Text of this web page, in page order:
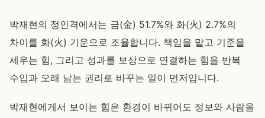
박재현의 정인격에서는 금(金) 51.7%와 화(火) 2.7%의
차이를 화(火) 기운으로 조율합니다. 책임을 맡고 기준을
세우는 힘, 그리고 성과를 보상으로 연결하는 힘을 반복
수입과 오래 남는 권리로 바꾸는 일이 먼저입니다.
박재현에게서 보이는 힘은 환경이 바뀌어도 정보와 사람을